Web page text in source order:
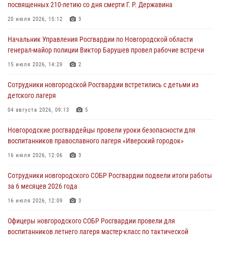
Новгородские росгвардейцы за неделю осуществили 203 выезда на
04 августа 2026, 09:12 1
Радиоэфир программы "Новости дня" на радио "Радио53" от 30
центре подготовки личного состава Росгвардии.
30 июля 2026, 16:00
разрешительной работы Росгвардии провели телефонную «горячую
линию»
30 июля 2026, 14:36 1
Новгородские росгвардейцы рассказали о службе детям из летнего
лагеря «Волынь»
30 июля 2026, 08:40 5
посвященных 210-летию со дня смерти Г. Р. Державина
20 июля 2026, 15:12 3
Начальник Управления Росгвардии по Новгородской области
генерал-майор полиции Виктор Барушев провел рабочие встречи
15 июля 2026, 14:29 2
Сотрудники новгородской Росгвардии встретились с детьми из
детского лагеря
04 августа 2026, 09:13 5
Новгородские росгвардейцы провели уроки безопасности для
воспитанников православного лагеря «Иверский городок»
16 июля 2026, 12:06 3
Сотрудники новгородского СОБР Росгвардии подвели итоги работы
за 6 месяцев 2026 года
16 июля 2026, 12:09 3
Офицеры новгородского СОБР Росгвардии провели для
воспитанников летнего лагеря мастер-класс по тактической